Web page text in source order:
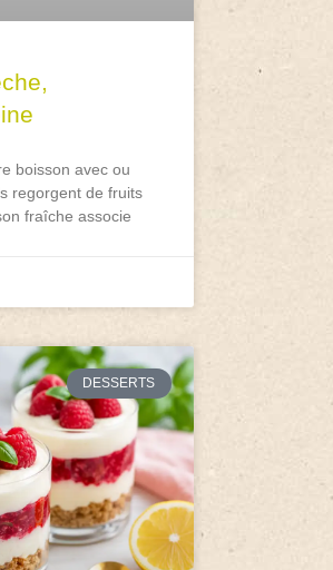
boisson avec ou
regorgent de fruits
fraîche associe
DESSERTS